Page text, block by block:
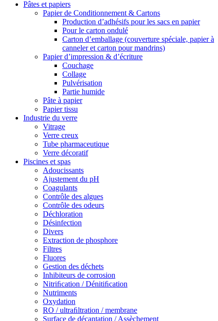
Pâtes et papiers
Papier de Conditionnement & Cartons
Production d’adhésifs pour les sacs en papier
Pour le carton ondulé
Carton d’emballage (couverture spéciale, papier à
canneler et carton pour mandrins)
Papier d’impression & d’écriture
Couchage
Collage
Pulvérisation
Partie humide
Pâte à papier
Papier tissu
Industrie du verre
Vitrage
Verre creux
Tube pharmaceutique
Verre décoratif
Piscines et spas
Adoucissants
Ajustement du pH
Coagulants
Contrôle des algues
Contrôle des odeurs
Déchloration
Désinfection
Divers
Extraction de phosphore
Filtres
Fluores
Gestion des déchets
Inhibiteurs de corrosion
Nitriﬁcation / Dénitiﬁcation
Nutriments
Oxydation
RO / ultraﬁltration / membrane
Surface de décantation / Assèchement